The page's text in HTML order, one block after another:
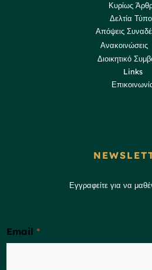
Κυρίως
Δελτία
Απόψεις
Ανακοινώσεις
Διοικητικό
Links
Εγγραφείτε για να
Email *